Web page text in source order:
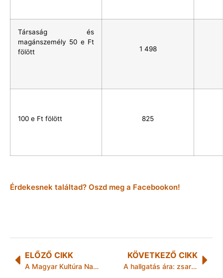
Társaság és
magánszemély 50 e Ft
fölött
1 498
100 e Ft fölött 825
Érdekesnek találtad? Oszd meg a Facebookon!
ELŐZŐ CIKK
A Magyar Kultúra Napja Kazincbarcikán
KÖVETKEZŐ CIKK
A hallgatás ára: zsaroló „chat-lakozott” rá a privire– Letölthető VIDEÓVAL